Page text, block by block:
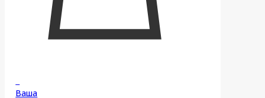
Ваша